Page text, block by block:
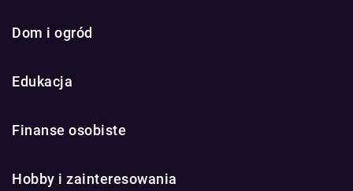
Dom i ogród
Edukacja
Finanse osobiste
Hobby i zainteresowania